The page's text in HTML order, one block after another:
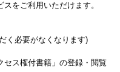
をご利用いただけます。
く必要がなくなります)
セス権付書籍」の登録・閲覧